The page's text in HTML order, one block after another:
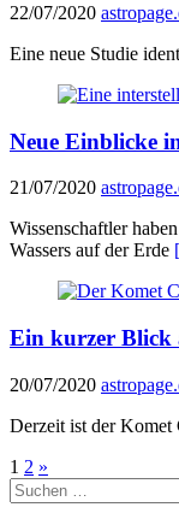
22/07/2020
Eine neue Studie
Neue Einblicke
21/07/2020
Wissenschaftler
Wassers auf der Erde
Ein kurzer Blick
20/07/2020
Derzeit ist der Komet
der
1 2 »
Suchen
nach: